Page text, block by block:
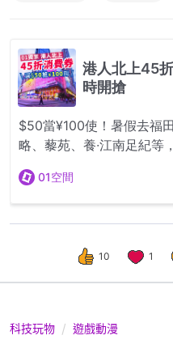
10 1
科技玩物 遊戲動漫